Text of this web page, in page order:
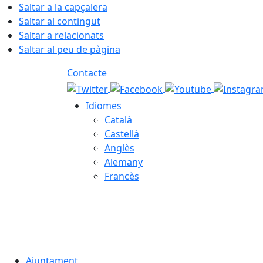
Saltar a la capçalera
Saltar al contingut
Saltar a relacionats
Saltar al peu de pàgina
Contacte
Idiomes
Català
Castellà
Anglès
Alemany
Francès